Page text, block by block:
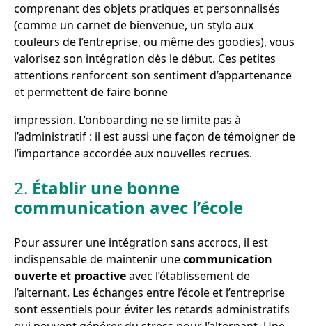
comprenant des objets pratiques et personnalisés
(comme un carnet de bienvenue, un stylo aux
couleurs de l’entreprise, ou même des goodies), vous
valorisez son intégration dès le début. Ces petites
attentions renforcent son sentiment d’appartenance
et permettent de faire bonne
impression. L’onboarding ne se limite pas à
l’administratif : il est aussi une façon de témoigner de
l’importance accordée aux nouvelles recrues.
2. Établir une bonne
communication avec l’école
Pour assurer une intégration sans accrocs, il est
indispensable de maintenir unecommunication
ouverte et proactiveavec l’établissement de
l’alternant. Les échanges entre l’école et l’entreprise
sont essentiels pour éviter les retards administratifs